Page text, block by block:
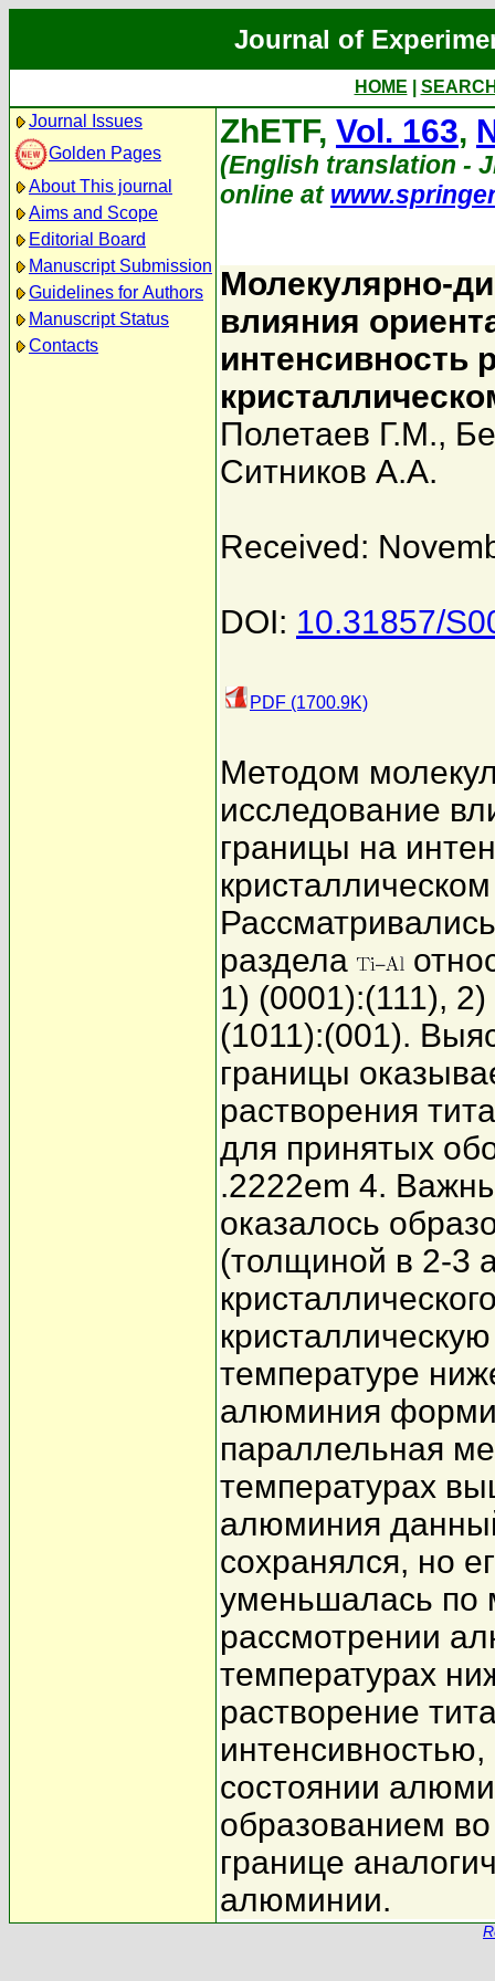
Journal of
HOME
Journal Issues
Golden Pages
About This journal
Aims and Scope
Editorial Board
Manuscript Submission
Guidelines for Authors
Manuscript Status
Contacts
ZhETF, Vol. 163,
(English translation -
online at
Молекулярно-
влияния
интенсивность
Полетаев Г.М.,
Ситников А.А.
Received:
DOI: 10.31857/
PDF (1700.9K)
Методом
исследование
границы на
раздела
1) (0001):(111),
(1011):(001).
границы
растворения
для принятых
.2222em 4.
оказалось
(толщиной в 2-3
температуре
алюминия
параллельная
температурах
алюминия
сохранялся, но
уменьшалась по
рассмотрении
температурах
растворение
состоянии
образованием
границе
алюминии.